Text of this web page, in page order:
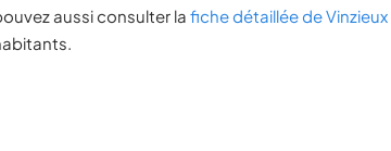
aussi consulter la fiche détaillée de Vinzieux